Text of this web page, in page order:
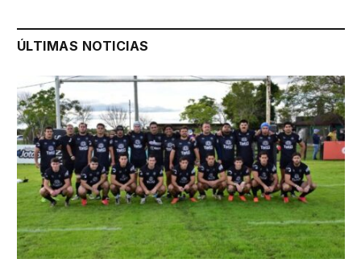
ÚLTIMAS NOTICIAS